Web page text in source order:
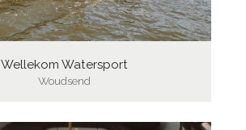
Wellekom Watersport
Woudsend